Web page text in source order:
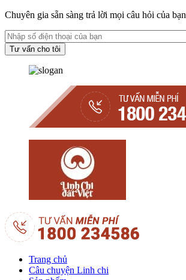
Chuyên gia sẵn sàng trả lời mọi câu hỏi của bạn
Trang chủ
Câu chuyện Linh chi